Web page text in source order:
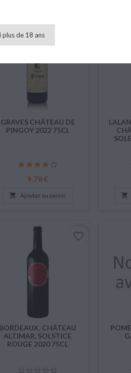
GRAVES CHÂTEAU DE
PINGOY 2022 75CL
Prix
9,78 €
 Ajouter au panier 
BORDEAUX, CHÂTEAU
ALTIMAR, SOLSTICE
ROUGE 2020 75CL
favorite_border
plus de 18 ans